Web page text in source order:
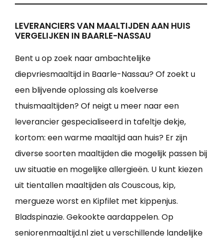
LEVERANCIERS VAN MAALTIJDEN AAN HUIS
VERGELIJKEN IN BAARLE-NASSAU
Bent u op zoek naar ambachtelijke
diepvriesmaaltijd in Baarle-Nassau? Of zoekt u
een blijvende oplossing als koelverse
thuismaaltijden? Of neigt u meer naar een
leverancier gespecialiseerd in tafeltje dekje,
kortom: een warme maaltijd aan huis? Er zijn
diverse soorten maaltijden die mogelijk passen bij
uw situatie en mogelijke allergieën. U kunt kiezen
uit tientallen maaltijden als Couscous, kip,
mergueze worst en Kipfilet met kippenjus.
Bladspinazie. Gekookte aardappelen. Op
seniorenmaaltijd.nl ziet u verschillende landelijke